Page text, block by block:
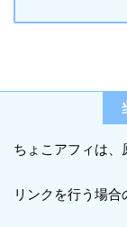
ちょこアフィは、
リンクを行う場合